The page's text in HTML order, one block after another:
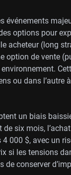
événements
options pour
acheteur (long
option de vente
ou dans l’autre
un biais
de six mois,
000 $, avec un
si les tensions
de conserver